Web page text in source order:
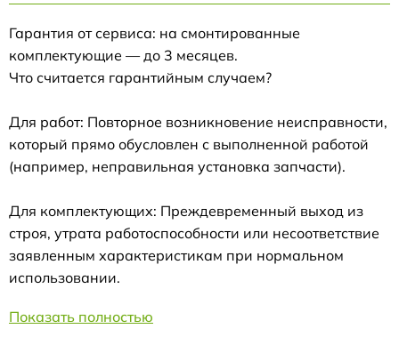
Гарантия от сервиса: на смонтированные
комплектующие — до 3 месяцев.
Что считается гарантийным случаем?
Для работ: Повторное возникновение неисправности,
который прямо обусловлен с выполненной работой
(например, неправильная установка запчасти).
Для комплектующих: Преждевременный выход из
строя, утрата работоспособности или несоответствие
заявленным характеристикам при нормальном
использовании.
Показать полностью